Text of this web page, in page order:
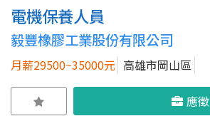
電機保養人員
毅豐橡膠工業股份有限公司
月薪29500~35000元 高雄市岡山區
應徵